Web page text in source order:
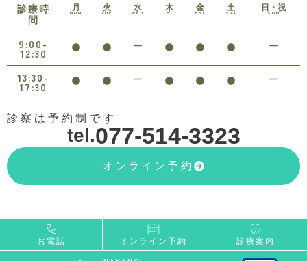
診療時
間
月
MON
火
TUE
水
WED
木
THU
金
FRI
土
SAT
日・祝
SUN
9:00-
12:30
13:30-
17:30
診察は予約制です
tel.077-514-3323
オンライン予約
お電話 オンライン予約 診療案内